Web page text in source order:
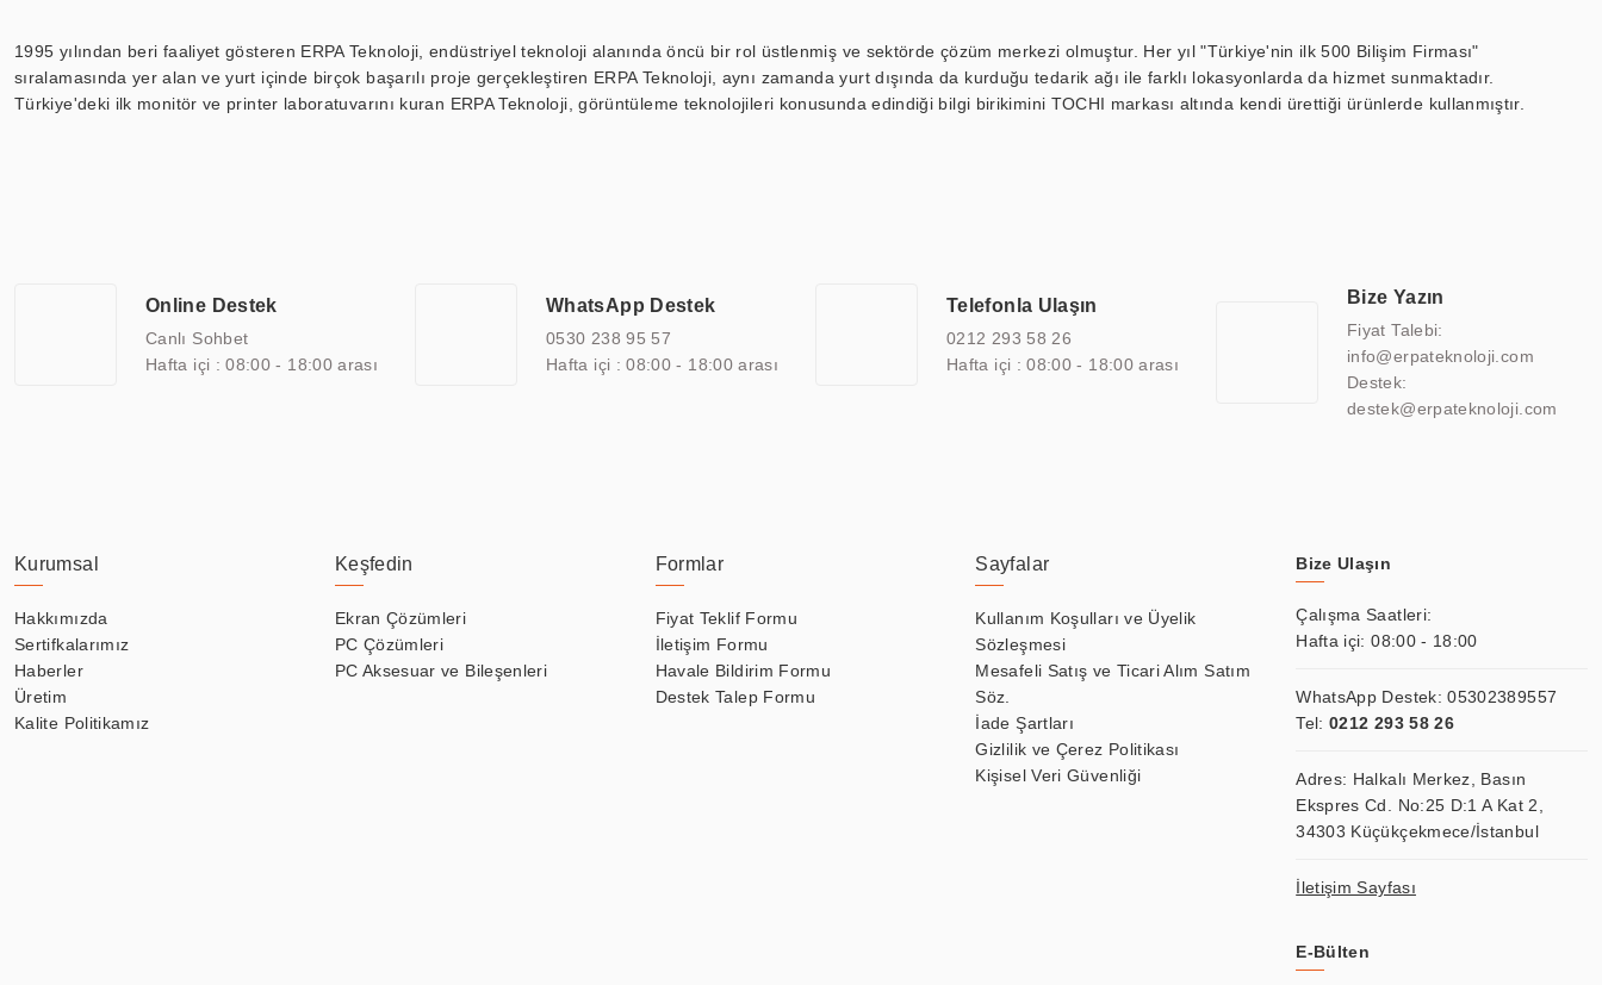
1995 yılından beri faaliyet gösteren ERPA Teknoloji, endüstriyel teknoloji alanında öncü bir rol üstlenmiş ve sektörde çözüm merkezi olmuştur. Her yıl "Türkiye'nin ilk 500 Bilişim Firması"
sıralamasında yer alan ve yurt içinde birçok başarılı proje gerçekleştiren ERPA Teknoloji, aynı zamanda yurt dışında da kurduğu tedarik ağı ile farklı lokasyonlarda da hizmet sunmaktadır.
Türkiye'deki ilk monitör ve printer laboratuvarını kuran ERPA Teknoloji, görüntüleme teknolojileri konusunda edindiği bilgi birikimini TOCHI markası altında kendi ürettiği ürünlerde kullanmıştır.
arasında yer almaktadır. ERPA Teknoloji, uluslararası standartlarda kalite belgelerine ve sertifikalara sahip olup, etik değerlere bağlı bir şekilde hareket etmektedir. Kaliteli ekipmanı, uzman kadroları,
yılların getirdiği bilgi ve tecrübe ile birleştiren ERPA Teknoloji, özel çözümleri ile iş ortaklarının öne çıkmasına ve sürekli gelişimine katkı sağlamaktadır.
Online Destek
Canlı Sohbet
Hafta içi : 08:00 - 18:00 arası
WhatsApp Destek
0530 238 95 57
Hafta içi : 08:00 - 18:00 arası
Telefonla Ulaşın
0212 293 58 26
Hafta içi : 08:00 - 18:00 arası
Bize Yazın
Fiyat Talebi:
info@erpateknoloji.com
Destek:
destek@erpateknoloji.com
Kurumsal
Hakkımızda
Sertifkalarımız
Haberler
Üretim
Kalite Politikamız
Keşfedin
Ekran Çözümleri
PC Çözümleri
PC Aksesuar ve Bileşenleri
Formlar
Fiyat Teklif Formu
İletişim Formu
Havale Bildirim Formu
Destek Talep Formu
Sayfalar
Kullanım Koşulları ve Üyelik
Sözleşmesi
Mesafeli Satış ve Ticari Alım Satım
Söz.
İade Şartları
Gizlilik ve Çerez Politikası
Kişisel Veri Güvenliği
Bize Ulaşın
Çalışma Saatleri:
Hafta içi: 08:00 - 18:00
WhatsApp Destek:05302389557
Tel: 0212 293 58 26
Adres: Halkalı Merkez, Basın
Ekspres Cd. No:25 D:1 A Kat 2,
34303 Küçükçekmece/İstanbul
İletişim Sayfası
E-Bülten